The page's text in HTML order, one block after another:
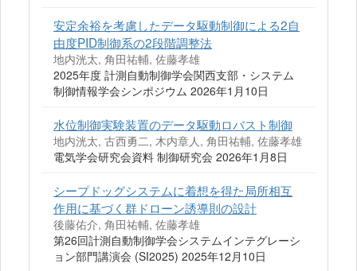
安定余裕を考慮したデータ駆動制御による2自
由度PID制御系の2段階調整法
地内洸太, 角田祐輔, 佐藤孝雄
2025年度 計測自動制御学会関西支部・システム
制御情報学会シンポジウム 2026年1月10日
水位制御実験装置のデータ駆動ロバスト制御
地内洸太, 古西勇二, 木内章人, 角田祐輔, 佐藤孝雄
電気学会研究会資料 制御研究会 2026年1月8日
シープドッグシステムに着想を得た局所相互
作用に基づく群ドローン誘導則の設計
後藤佑介, 角田祐輔, 佐藤孝雄
第26回計測自動制御学会システムインテグレーシ
ョン部門講演会 (SI2025) 2025年12月10日